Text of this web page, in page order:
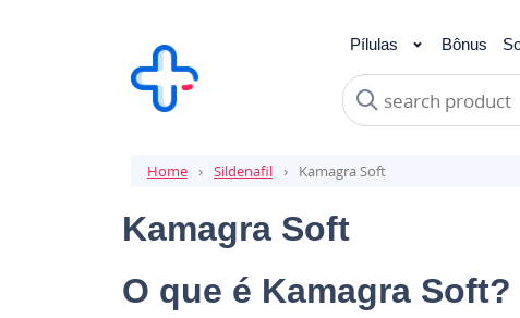
Pílulas
SildenafilVardenafil
Bônus
Home Sildenafil Kamagra Soft
Kamagra Soft
O que é Kamagra Soft?